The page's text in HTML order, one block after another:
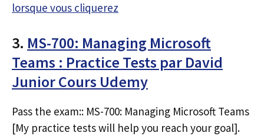
lorsque vous cliquerez
3. MS-700: Managing Microsoft
Teams : Practice Tests par David
Junior Cours Udemy
Pass the exam:: MS-700: Managing Microsoft Teams
[My practice tests will help you reach your goal].